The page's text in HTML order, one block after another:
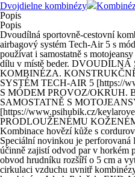
Dvojdielne kombinézy
Popis
Popis
Dvoudílná sportovně-cestovní
airbagový systém Tech-Air 5 s
používat i samostatně s
dílu v místě beder.
KOMBINÉZA.
SYSTÉM TECH-AIR 5 [https://
S MÓDEM PROVOZ/OKRUH.
SAMOSTATNĚ S
[https://www.psihubik.cz/
PRODLOUŽENÉMU
Kombinace hovězí kůže s
Speciální novinkou je perforovaná
účinně zajistí odvod par v horkém
obvod hrudníku rozšíří o 5 cm a
cirkulaci vzduchu uvnitř